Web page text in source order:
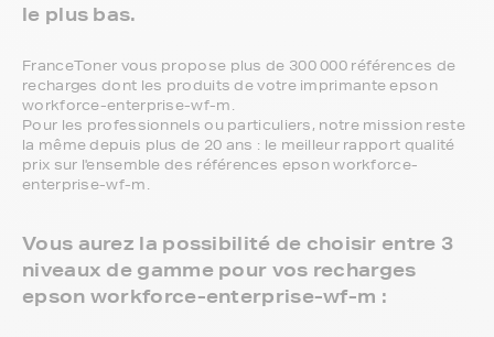
le plus bas.
FranceToner vous propose plus de 300 000 références de
recharges dont les produits de votre imprimante epson
workforce-enterprise-wf-m.
Pour les professionnels ou particuliers, notre mission reste
la même depuis plus de 20 ans : le meilleur rapport qualité
prix sur l'ensemble des références epson workforce-
enterprise-wf-m.
Vous aurez la possibilité de choisir entre 3
niveaux de gamme pour vos recharges
epson workforce-enterprise-wf-m :